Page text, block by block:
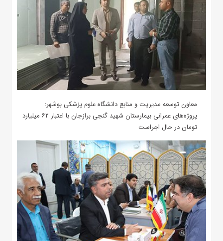
معاون توسعه مدیریت و منابع دانشگاه علوم پزشکی بوشهر:
پروژه‌های عمرانی بیمارستان شهید گنجی برازجان با اعتبار ۶۲ میلیارد
تومان در حال اجراست